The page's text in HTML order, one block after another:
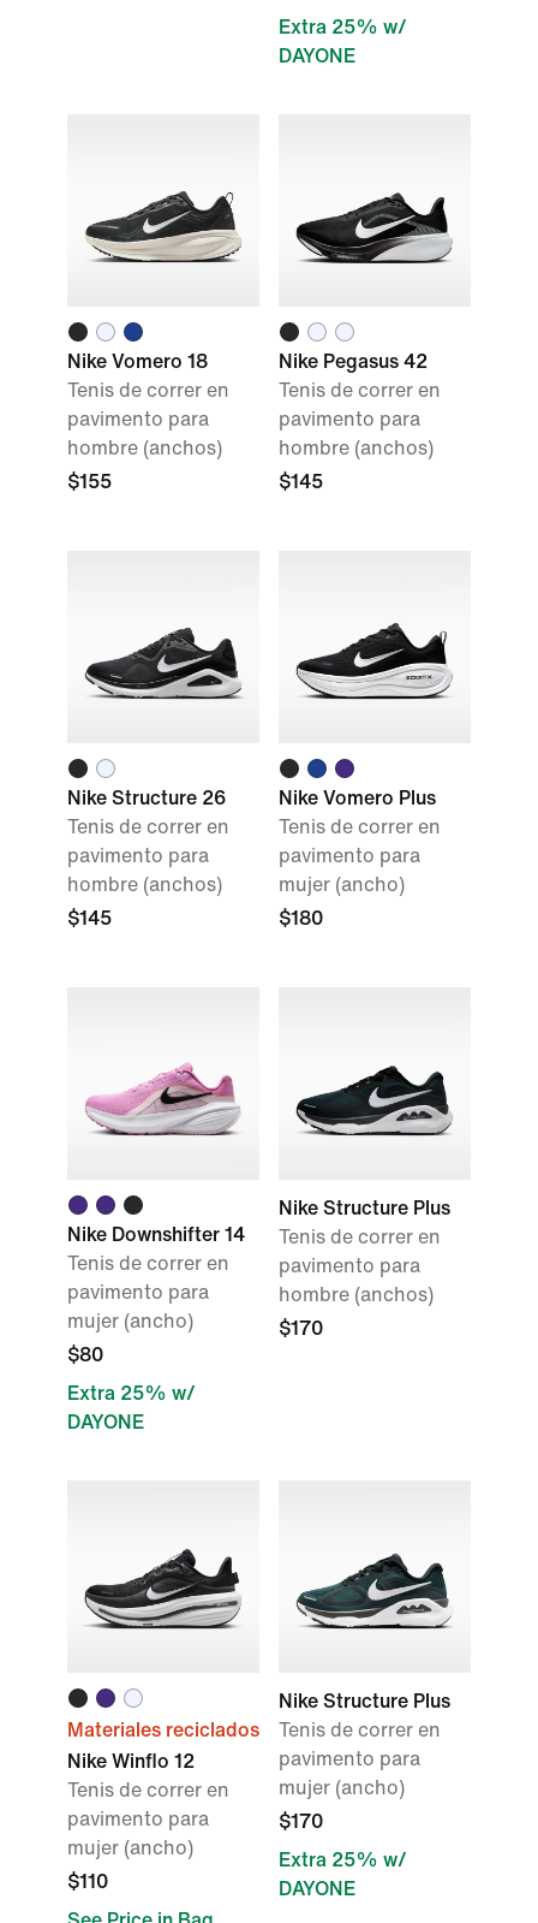
Extra 25% w/
DAYONE
Nike Vomero 18
Tenis de correr en
pavimento para
hombre (anchos)
$155
Nike Pegasus 42
Tenis de correr en
pavimento para
hombre (anchos)
$145
Nike Structure 26
Tenis de correr en
pavimento para
hombre (anchos)
$145
Nike Vomero Plus
Tenis de correr en
pavimento para
mujer (ancho)
$180
Nike Downshifter 14
Tenis de correr en
pavimento para
mujer (ancho)
$80
Extra 25% w/
DAYONE
Nike Structure Plus
Tenis de correr en
pavimento para
hombre (anchos)
$170
Materiales reciclados
Nike Winflo 12
Tenis de correr en
pavimento para
mujer (ancho)
$110
Nike Structure Plus
Tenis de correr en
pavimento para
mujer (ancho)
$170
Extra 25% w/
DAYONE